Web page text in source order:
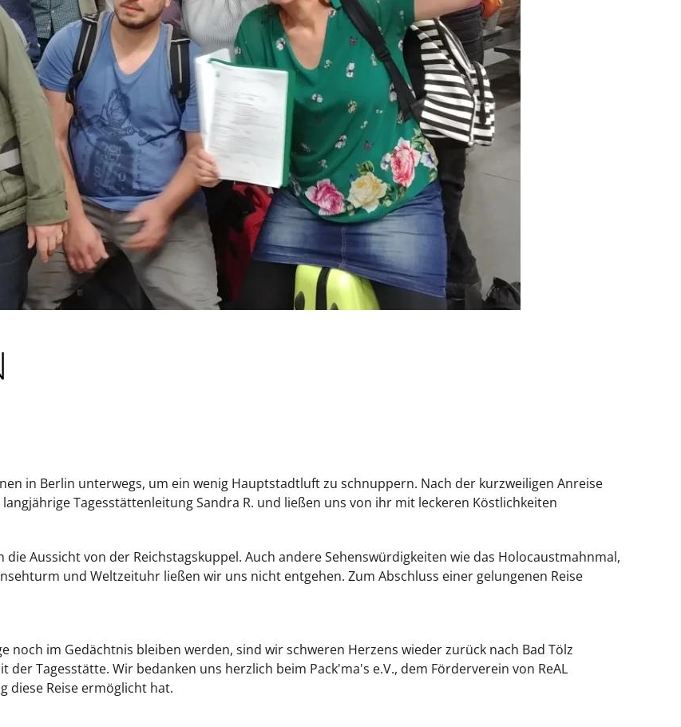
in Berlin unterwegs, um ein wenig Hauptstadtluft zu schnuppern. Nach der kurzweiligen Anreise
Tagesstättenleitung Sandra R. und ließen uns von ihr mit leckeren Köstlichkeiten
Aussicht von der Reichstagskuppel. Auch andere Sehenswürdigkeiten wie das Holocaustmahnmal,
und Weltzeituhr ließen wir uns nicht entgehen. Zum Abschluss einer gelungenen Reise
noch im Gedächtnis bleiben werden, sind wir schweren Herzens wieder zurück nach Bad Tölz
Tagesstätte. Wir bedanken uns herzlich beim Pack'ma's e.V., dem Förderverein von ReAL
diese Reise ermöglicht hat.